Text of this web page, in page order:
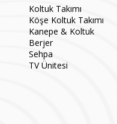
Koltuk Takımı
Köşe Koltuk Takımı
Kanepe & Koltuk
Berjer
Sehpa
TV Ünitesi